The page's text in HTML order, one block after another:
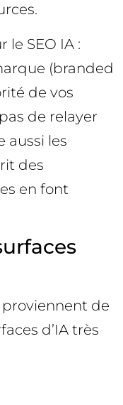
SEO IA :
(branded
de vos
de relayer
aussi les
des
en font
de
d’IA très